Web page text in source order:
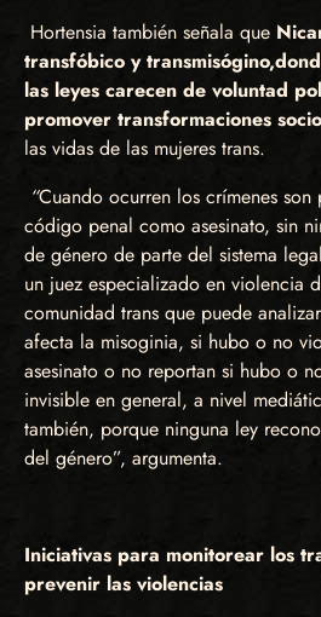
Hortensia también señala que
transfóbico y transmisógino,
las leyes carecen de voluntad
promover transformaciones
las vidas de las mujeres trans.
“Cuando ocurren los crímenes
código penal como asesinato, sin
de género de parte del sistema
un juez especializado en violencia
comunidad trans que puede
afecta la misoginia, si hubo o no
asesinato o no reportan si hubo o
invisible en general, a nivel
también, porque ninguna ley
del género”, argumenta.
Iniciativas para monitorear los
prevenir las violencias